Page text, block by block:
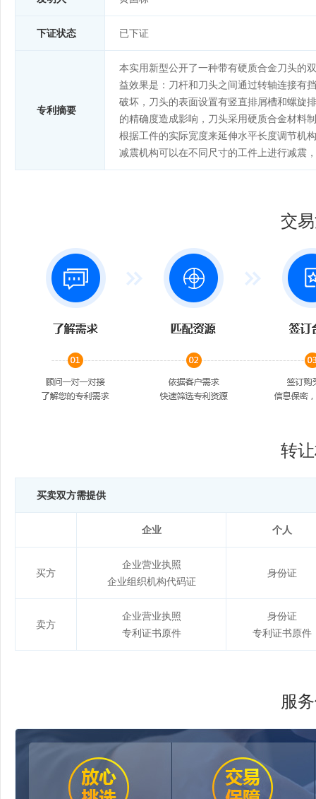
下证状态 已下证
专利摘要
本实用新型公开了一种带有硬质合金刀头的
益效果是：刀杆和刀头之间通过转轴连接有
破坏，刀头的表面设置有竖直排屑槽和螺旋
的精确度造成影响，刀头采用硬质合金材料
根据工件的实际宽度来延伸水平长度调节机
减震机构可以在不同尺寸的工件上进行减震
交
转
买卖双方需提供
企业 个人
买方
企业营业执照
企业组织机构代码证
身份证
卖方
企业营业执照
专利证书原件
身份证
专利证书原件
服